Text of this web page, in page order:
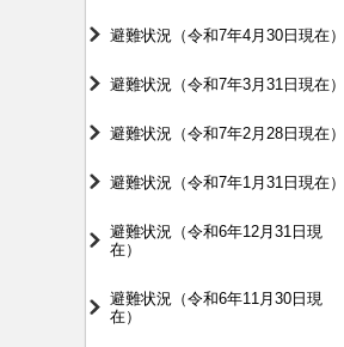
避難状況（令和7年4月30日現在）
避難状況（令和7年3月31日現在）
避難状況（令和7年2月28日現在）
避難状況（令和7年1月31日現在）
避難状況（令和6年12月31日現
在）
避難状況（令和6年11月30日現
在）